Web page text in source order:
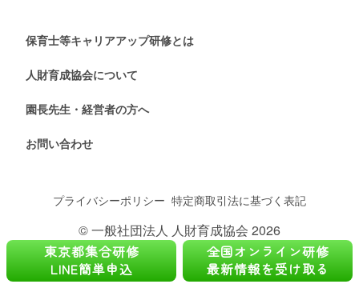
保育士等キャリアアップ研修とは
人財育成協会について
園長先生・経営者の方へ
お問い合わせ
プライバシーポリシー 特定商取引法に基づく表記
© 一般社団法人 人財育成協会 2026
東京都集合研修
LINE簡単申込
全国オンライン研修
最新情報を受け取る